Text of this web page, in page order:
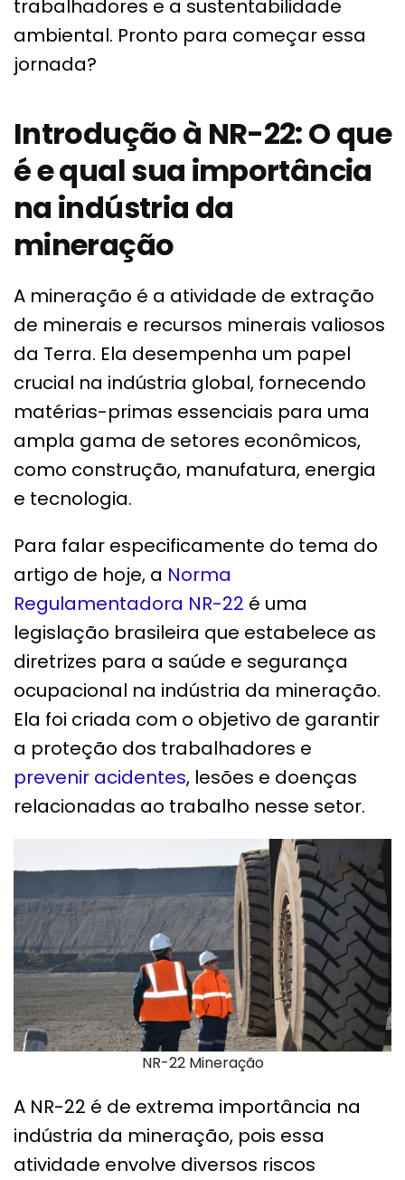
trabalhadores e a sustentabilidade
ambiental. Pronto para começar essa
jornada?
Introdução à NR-22: O que
é e qual sua importância
na indústria da
mineração
A mineração é a atividade de extração
de minerais e recursos minerais valiosos
da Terra. Ela desempenha um papel
crucial na indústria global, fornecendo
matérias-primas essenciais para uma
ampla gama de setores econômicos,
como construção, manufatura, energia
e tecnologia.
Para falar especificamente do tema do
artigo de hoje, a Norma
Regulamentadora NR-22 é uma
legislação brasileira que estabelece as
diretrizes para a saúde e segurança
ocupacional na indústria da mineração.
Ela foi criada com o objetivo de garantir
a proteção dos trabalhadores e
prevenir acidentes, lesões e doenças
relacionadas ao trabalho nesse setor.
NR-22 Mineração
A NR-22 é de extrema importância na
indústria da mineração, pois essa
atividade envolve diversos riscos